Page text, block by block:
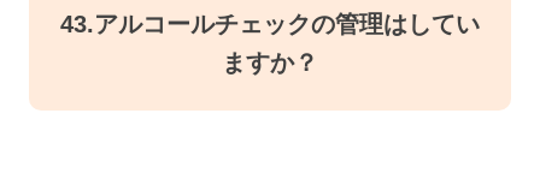
43.アルコールチェックの管理はしてい
ますか？